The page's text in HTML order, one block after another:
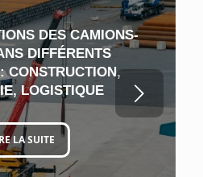
DES CAMIONS-
DIFFÉRENTS
CONSTRUCTION,
LOGISTIQUE
LA SUITE